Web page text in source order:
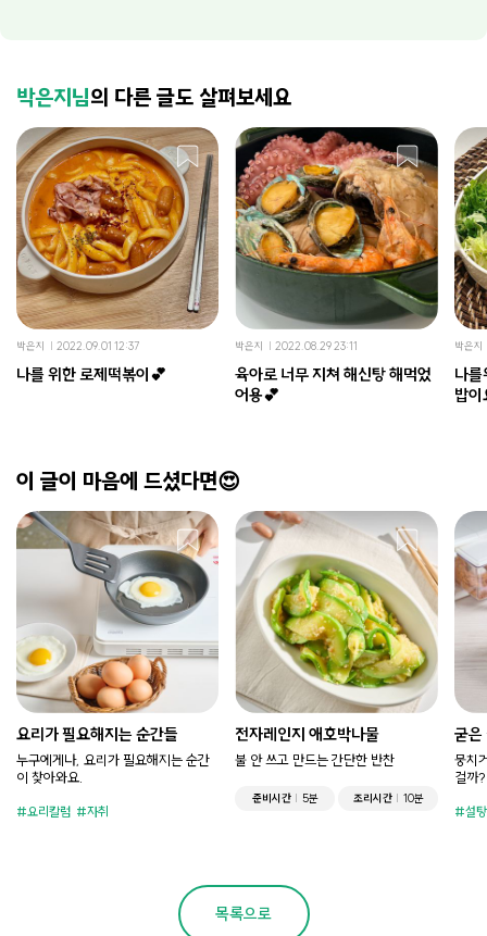
박은지님의 다른 글도 살펴보세요
박은지 2022.09.01 12:37
나를 위한 로제떡볶이💕
박은지 2022.08.29 23:11
육아로 너무 지쳐 해신탕 해먹었
어용💕
박은지
나
밥
이 글이 마음에 드셨다면😍
요리가 필요해지는 순간들
누구에게나, 요리가 필요해지는 순간
이 찾아와요.
요리칼럼 자취
전자레인지 애호박나물
불 안 쓰고 만드는 간단한 반찬
준비시간 5분 조리시간 10분
굳은
뭉치
걸까?
설탕
목록으로